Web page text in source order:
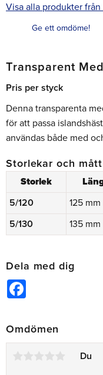
Visa alla produkter
Ge ett omdöme!
Transparent
Pris per styck
Denna transparenta
för att passa
användas både med
Storlekar och mått
Storlek
5/120
125 mm
5/130
135 mm
Dela med dig
Omdömen
Du